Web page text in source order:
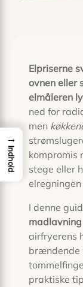
Elpriserne
ovnen eller
elmåleren
ned for
men
kompromis
stege eller
elregningen
I denne
madlavning
airfryerens
brændende
praktiske
→
Indhold